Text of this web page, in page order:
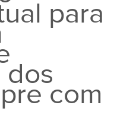
para
com